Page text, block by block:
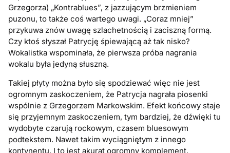
Grzegorza) „Kontrablues”, z jazzującym brzmieniem
puzonu, to także coś wartego uwagi. „Coraz mniej”
przykuwa znów uwagę szlachetnością i zaciszną formą.
Czy ktoś słyszał Patrycję śpiewającą aż tak nisko?
Wokalistka wspominała, że pierwsza próba nagrania
wokalu była jedyną słuszną.
Takiej płyty można było się spodziewać więc nie jest
ogromnym zaskoczeniem, że Patrycja nagrała piosenki
wspólnie z Grzegorzem Markowskim. Efekt końcowy staje
się przyjemnym zaskoczeniem, tym bardziej, że dźwięki tu
wydobyte czarują rockowym, czasem bluesowym
podtekstem. Nawet takim wyciągniętym z innego
kontynentu. I to jest akurat ogromny komplement.